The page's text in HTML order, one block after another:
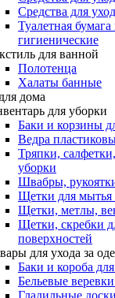
Средства для
Туалетная
гигиенические
для ванной
Полотенца
Халаты банные
дома
для уборки
Баки и корзины
Ведра
Тряпки,
уборки
Швабры,
Щетки для мытья
Щетки, метлы,
Щетки, скребки
поверхностей
для ухода за
Баки и короба
Бельевые
Гладильные доски